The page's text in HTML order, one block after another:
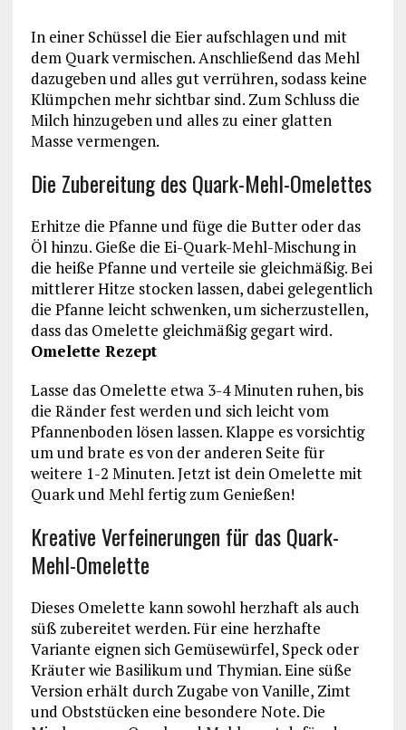
In einer Schüssel die Eier aufschlagen und mit
dem Quark vermischen. Anschließend das Mehl
dazugeben und alles gut verrühren, sodass keine
Klümpchen mehr sichtbar sind. Zum Schluss die
Milch hinzugeben und alles zu einer glatten
Masse vermengen.
Die Zubereitung des Quark-Mehl-Omelettes
Erhitze die Pfanne und füge die Butter oder das
Öl hinzu. Gieße die Ei-Quark-Mehl-Mischung in
die heiße Pfanne und verteile sie gleichmäßig. Bei
mittlerer Hitze stocken lassen, dabei gelegentlich
die Pfanne leicht schwenken, um sicherzustellen,
dass das Omelette gleichmäßig gegart wird.
Omelette Rezept
Lasse das Omelette etwa 3-4 Minuten ruhen, bis
die Ränder fest werden und sich leicht vom
Pfannenboden lösen lassen. Klappe es vorsichtig
um und brate es von der anderen Seite für
weitere 1-2 Minuten. Jetzt ist dein Omelette mit
Quark und Mehl fertig zum Genießen!
Kreative Verfeinerungen für das Quark-
Mehl-Omelette
Dieses Omelette kann sowohl herzhaft als auch
süß zubereitet werden. Für eine herzhafte
Variante eignen sich Gemüsewürfel, Speck oder
Kräuter wie Basilikum und Thymian. Eine süße
Version erhält durch Zugabe von Vanille, Zimt
und Obststücken eine besondere Note. Die